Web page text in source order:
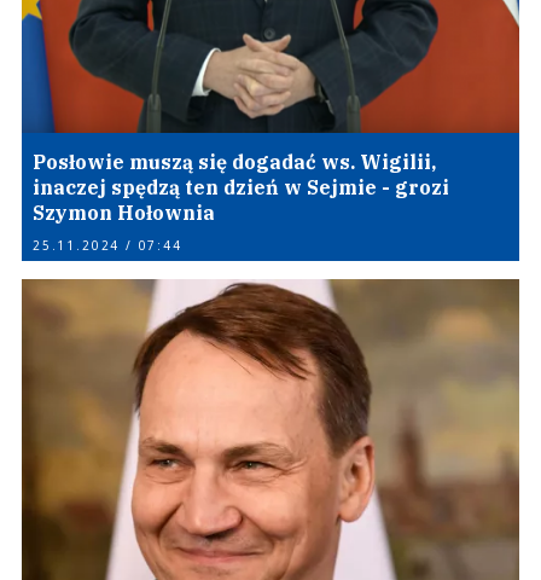
Posłowie muszą się dogadać ws. Wigilii,
inaczej spędzą ten dzień w Sejmie - grozi
Szymon Hołownia
25.11.2024 / 07:44